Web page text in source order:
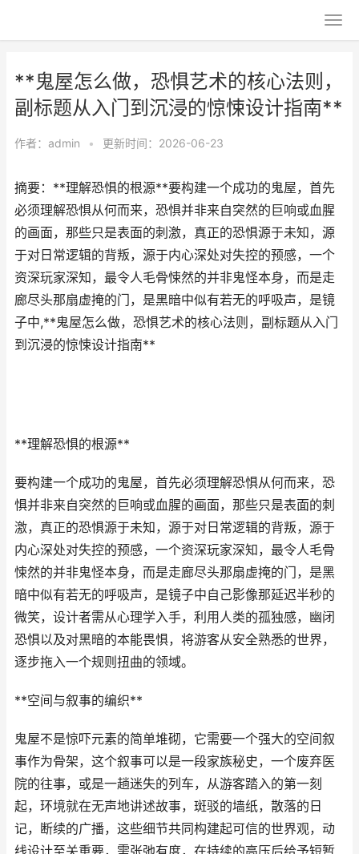
**鬼屋怎么做，恐惧艺术的核心法则，
副标题从入门到沉浸的惊悚设计指南**
作者： admin • 更新时间：2026-06-23
摘要：**理解恐惧的根源**要构建一个成功的鬼屋，首先
必须理解恐惧从何而来，恐惧并非来自突然的巨响或血腥
的画面，那些只是表面的刺激，真正的恐惧源于未知，源
于对日常逻辑的背叛，源于内心深处对失控的预感，一个
资深玩家深知，最令人毛骨悚然的并非鬼怪本身，而是走
廊尽头那扇虚掩的门，是黑暗中似有若无的呼吸声，是镜
子中,**鬼屋怎么做，恐惧艺术的核心法则，副标题从入门
到沉浸的惊悚设计指南**
**理解恐惧的根源**
要构建一个成功的鬼屋，首先必须理解恐惧从何而来，恐
惧并非来自突然的巨响或血腥的画面，那些只是表面的刺
激，真正的恐惧源于未知，源于对日常逻辑的背叛，源于
内心深处对失控的预感，一个资深玩家深知，最令人毛骨
悚然的并非鬼怪本身，而是走廊尽头那扇虚掩的门，是黑
暗中似有若无的呼吸声，是镜子中自己影像那延迟半秒的
微笑，设计者需从心理学入手，利用人类的孤独感，幽闭
恐惧以及对黑暗的本能畏惧，将游客从安全熟悉的世界，
逐步拖入一个规则扭曲的领域。
**空间与叙事的编织**
鬼屋不是惊吓元素的简单堆砌，它需要一个强大的空间叙
事作为骨架，这个叙事可以是一段家族秘史，一个废弃医
院的往事，或是一趟迷失的列车，从游客踏入的第一刻
起，环境就在无声地讲述故事，斑驳的墙纸，散落的日
记，断续的广播，这些细节共同构建起可信的世界观，动